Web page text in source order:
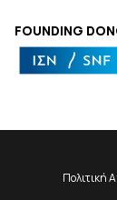
FOUNDING
Πολιτική